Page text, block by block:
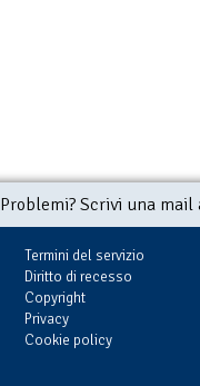
Problemi? Scrivi una
Termini del servizio
Diritto di recesso
Copyright
Privacy
Cookie policy